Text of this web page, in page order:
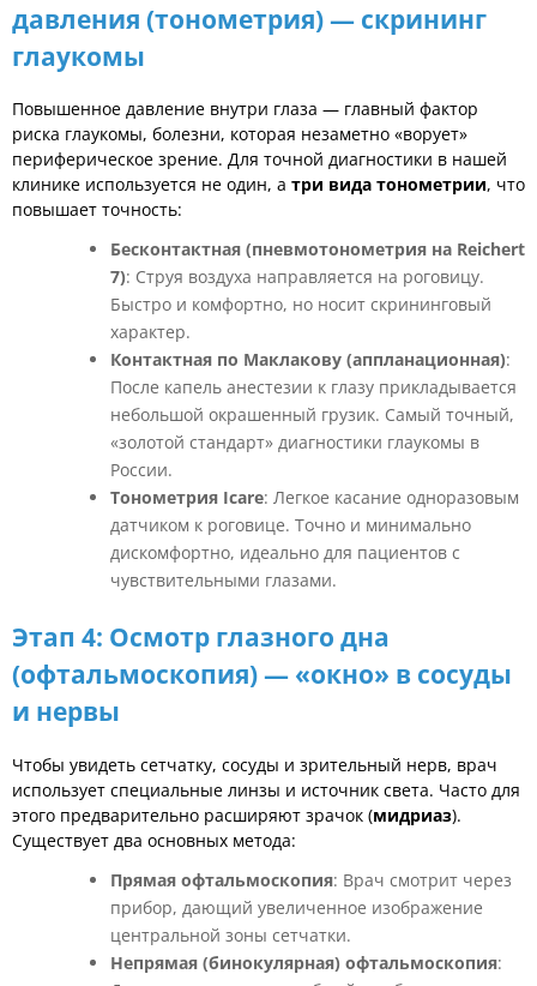
давления (тонометрия) — скрининг
глаукомы
Повышенное давление внутри глаза — главный фактор
риска глаукомы, болезни, которая незаметно «ворует»
периферическое зрение. Для точной диагностики в нашей
клинике используется не один, а три вида тонометрии, что
повышает точность:
Бесконтактная (пневмотонометрия на Reichert
7): Струя воздуха направляется на роговицу.
Быстро и комфортно, но носит скрининговый
характер.
Контактная по Маклакову (аппланационная):
После капель анестезии к глазу прикладывается
небольшой окрашенный грузик. Самый точный,
«золотой стандарт» диагностики глаукомы в
России.
Тонометрия Icare: Легкое касание одноразовым
датчиком к роговице. Точно и минимально
дискомфортно, идеально для пациентов с
чувствительными глазами.
Этап 4: Осмотр глазного дна
(офтальмоскопия) — «окно» в сосуды
и нервы
Чтобы увидеть сетчатку, сосуды и зрительный нерв, врач
использует специальные линзы и источник света. Часто для
этого предварительно расширяют зрачок (мидриаз).
Существует два основных метода:
Прямая офтальмоскопия: Врач смотрит через
прибор, дающий увеличенное изображение
центральной зоны сетчатки.
Непрямая (бинокулярная) офтальмоскопия: